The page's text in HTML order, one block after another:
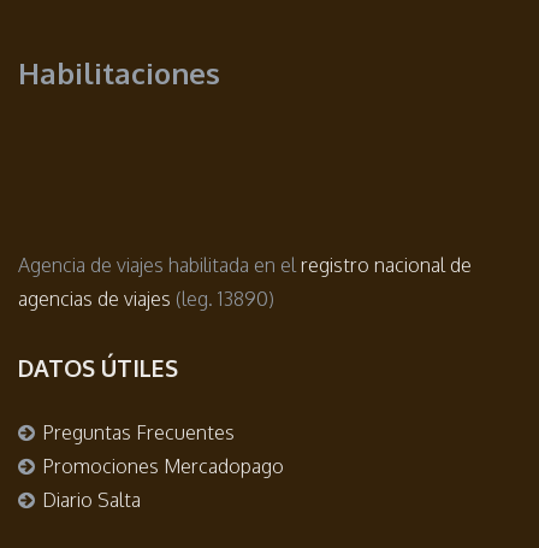
Habilitaciones
Agencia de viajes habilitada en el registro nacional de
agencias de viajes (leg. 13890)
DATOS ÚTILES
Preguntas Frecuentes
Promociones Mercadopago
Diario Salta